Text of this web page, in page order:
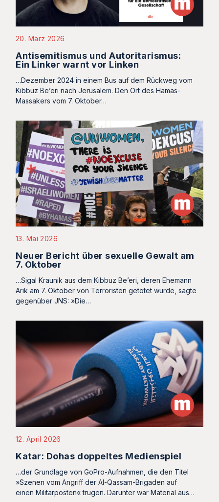
20. März 2026
Antisemitismus und Autoritarismus:
Ein Linker warnt vor Linken
…Dezember 2024 in einem Bus auf dem Rückweg vom
Kibbuz Be’eri nach Jerusalem. Den Ort des Hamas-
Massakers vom 7. Oktober…
13. Mai 2026
Neuer Bericht über sexuelle Gewalt am
7. Oktober
…Sigal Kraunik aus dem Kibbuz Be’eri, deren Ehemann
Arik am 7. Oktober von Terroristen getötet wurde, sagte
gegenüber JNS: »Die…
12. April 2026
Katar: Dohas doppeltes Medienspiel
…der Grundlage von GoPro-Aufnahmen, die den Titel
»Szenen vom Angriff der Al-Qassam-Brigaden auf
einen Militärposten« trugen. Darunter war Material aus…